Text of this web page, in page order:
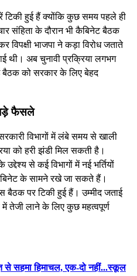
हुई हैं क्योंकि कुछ समय पहले ही
संहिता के दौरान भी कैबिनेट बैठक
भाजपा ने कड़ा विरोध जताते
थी। अब चुनावी प्रक्रिया लगभग
बैठक को सरकार के लिए बेहद
फैसले
विभागों में लंबे समय से खाली
को हरी झंडी मिल सकती है।
से कई विभागों में नई भर्तियों
के सामने रखे जा सकते हैं।
बैठक पर टिकी हुई हैं। उम्मीद जताई
में तेजी लाने के लिए कुछ महत्वपूर्ण
से सहमा हिमाचल, एक-दो नहीं...स्कूल